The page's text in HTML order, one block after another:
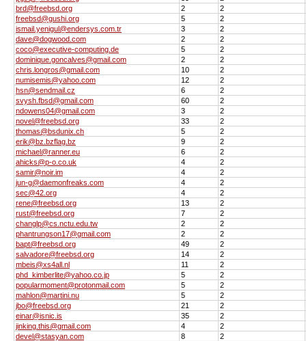
brd@freebsd.org
2
2
freebsd@gushi.org
5
2
ismail.yenigul@endersys.com.tr
3
2
dave@dogwood.com
2
2
coco@executive-computing.de
5
2
dominique.goncalves@gmail.com
2
2
chris.longros@gmail.com
10
2
numisemis@yahoo.com
12
2
hsn@sendmail.cz
6
2
svysh.fbsd@gmail.com
60
2
ndowens04@gmail.com
3
2
novel@freebsd.org
33
2
thomas@bsdunix.ch
5
2
erik@bz.bzflag.bz
9
2
michael@ranner.eu
6
2
ahicks@p-o.co.uk
4
2
samir@noir.im
4
2
jun-g@daemonfreaks.com
4
2
sec@42.org
4
2
rene@freebsd.org
13
2
rust@freebsd.org
7
2
changlp@cs.nctu.edu.tw
2
2
phantrungson17@gmail.com
2
2
bapt@freebsd.org
49
2
salvadore@freebsd.org
14
2
mbeis@xs4all.nl
11
2
phd_kimberlite@yahoo.co.jp
5
2
popularmoment@protonmail.com
5
2
mahlon@martini.nu
5
2
jbo@freebsd.org
21
2
einar@isnic.is
35
2
jinking.this@gmail.com
4
2
devel@stasyan.com
8
2